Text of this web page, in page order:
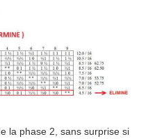
la phase 2, sans surprise si